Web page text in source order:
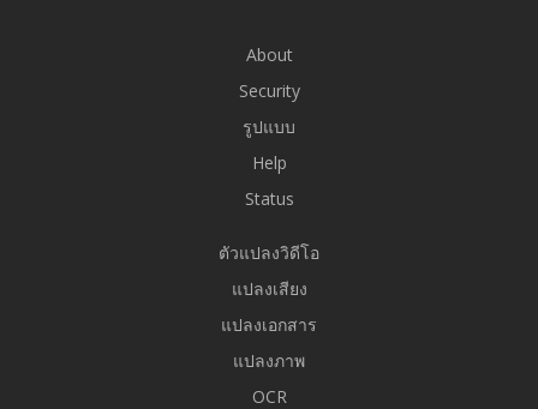
About
Security
รูปแบบ
Help
Status
ตัวแปลงวิดีโอ
แปลงเสียง
แปลงเอกสาร
แปลงภาพ
OCR